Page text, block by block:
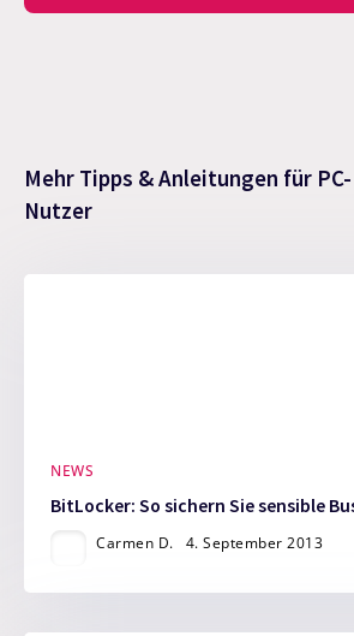
Mehr Tipps & Anleitungen für
Nutzer
NEWS
BitLocker: So sichern Sie sensible
Carmen D. 4. September 2013